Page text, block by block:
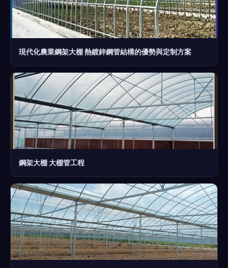
現代化農業鋼架大棚 熱鍍鋅鋼管結構的優勢與定制方案
鋼架大棚 大棚管工程